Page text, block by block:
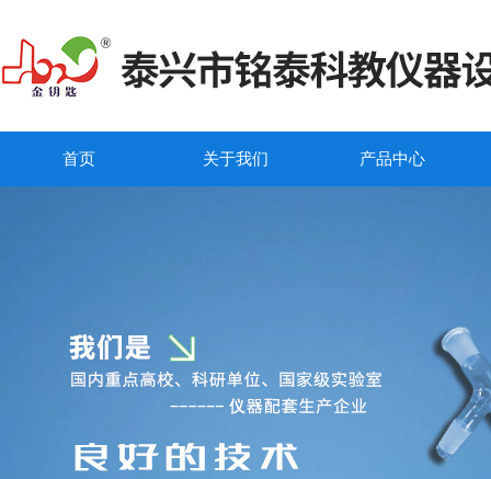
首页 关于我们 产品中心